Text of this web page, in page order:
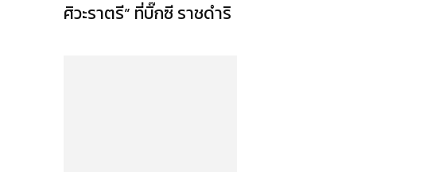
ศิวะราตรี” ที่บิ๊กซี ราชดำริ